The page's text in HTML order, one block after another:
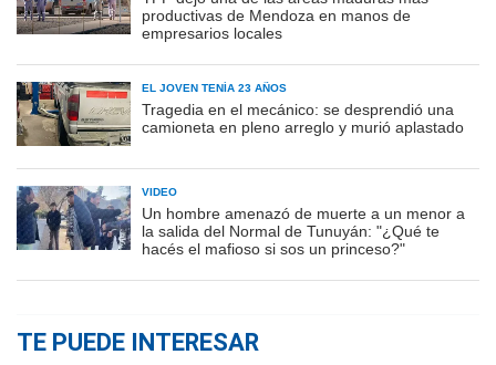
productivas de Mendoza en manos de
empresarios locales
EL JOVEN TENÍA 23 AÑOS
Tragedia en el mecánico: se desprendió una
camioneta en pleno arreglo y murió aplastado
VIDEO
Un hombre amenazó de muerte a un menor a
la salida del Normal de Tunuyán: "¿Qué te
hacés el mafioso si sos un princeso?"
TE PUEDE INTERESAR